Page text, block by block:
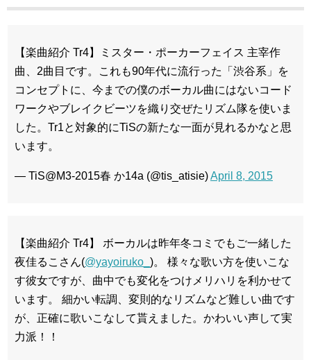
【楽曲紹介 Tr4】ミスター・ポーカーフェイス 主宰作
曲、2曲目です。これも90年代に流行った「渋谷系」を
コンセプトに、今までの僕のボーカル曲にはないコード
ワークやブレイクビーツを織り交ぜたリズム隊を使いま
した。Tr1と対象的にTiSの新たな一面が見れるかなと思
います。
— TiS@M3-2015春 か14a (@tis_atisie)April 8, 2015
【楽曲紹介 Tr4】 ボーカルは昨年冬コミでもご一緒した
夜佳るこさん(@yayoiruko_ )。 様々な歌い方を使いこな
す彼女ですが、曲中でも変化をつけメリハリを利かせて
います。 細かい転調、変則的なリズムなど難しい曲です
が、正確に歌いこなして貰えました。かわいい声して実
力派！！